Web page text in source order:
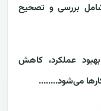
بررسی و تصحیح
عملکرد، کاهش
می‌شود........